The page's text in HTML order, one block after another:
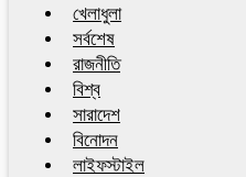
খেলাধুলা
সর্বশেষ
রাজনীতি
বিশ্ব
সারাদেশ
বিনোদন
লাইফস্টাইল